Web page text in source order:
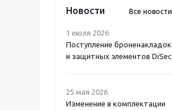
Новости Все новости
1 июля 2026
Поступление броненакладок
и защитных элементов DiSec
25 мая 2026
Изменение в комплектации